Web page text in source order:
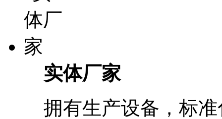
实体厂家
拥有生产设备，标